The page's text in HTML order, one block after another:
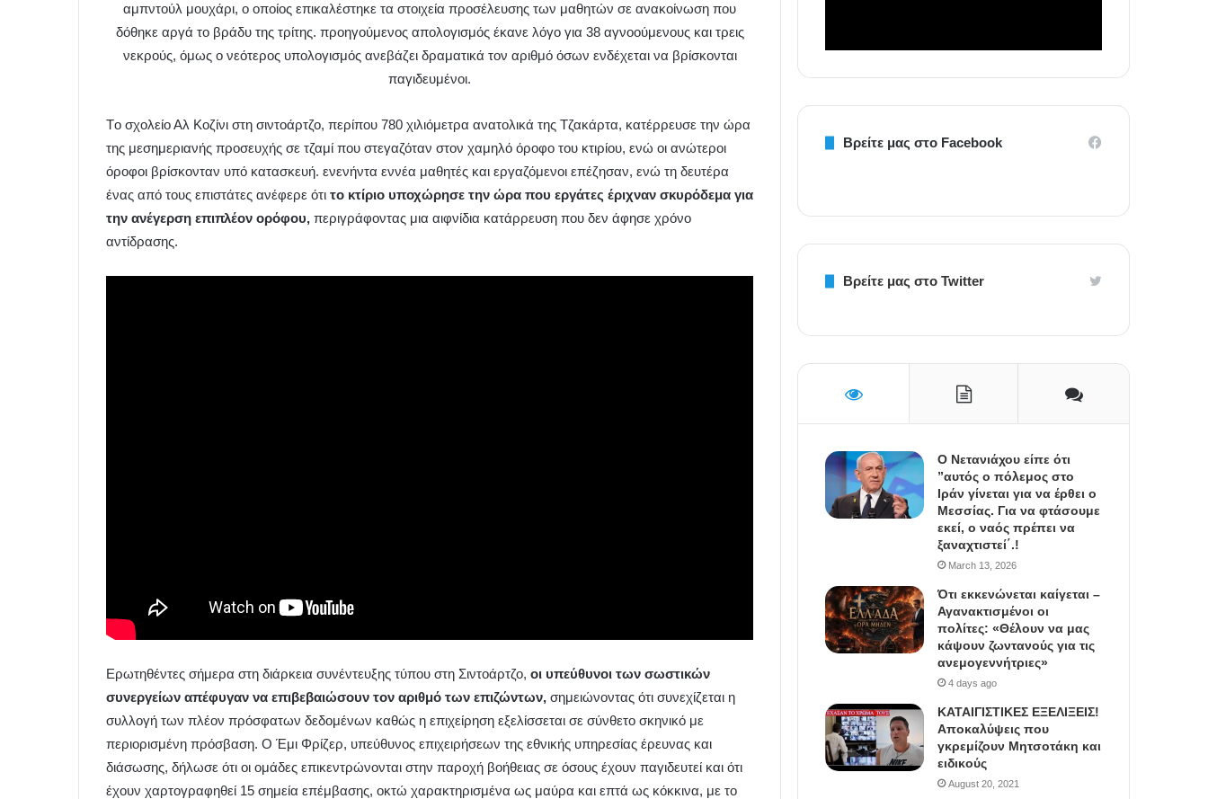
αμπντούλ μουχάρι, ο οποίος επικαλέστηκε τα στοιχεία προσέλευσης των μαθητών σε ανακοίνωση που
δόθηκε αργά το βράδυ της τρίτης. προηγούμενος απολογισμός έκανε λόγο για 38 αγνοούμενους και τρεις
νεκρούς, όμως ο νεότερος υπολογισμός ανεβάζει δραματικά τον αριθμό όσων ενδέχεται να βρίσκονται
παγιδευμένοι.
Tο σχολείο Αλ Κοζίνι στη σιντοάρτζο, περίπου 780 χιλιόμετρα ανατολικά της Τζακάρτα, κατέρρευσε την ώρα
της μεσημεριανής προσευχής σε τζαμί που στεγαζόταν στον χαμηλό όροφο του κτιρίου, ενώ οι ανώτεροι
όροφοι βρίσκονταν υπό κατασκευή. ενενήντα εννέα μαθητές και εργαζόμενοι επέζησαν, ενώ τη δευτέρα
ένας από τους επιστάτες ανέφερε ότι το κτίριο υποχώρησε την ώρα που εργάτες έριχναν σκυρόδεμα για
την ανέγερση επιπλέον ορόφου, περιγράφοντας μια αιφνίδια κατάρρευση που δεν άφησε χρόνο
αντίδρασης.
Ερωτηθέντες σήμερα στη διάρκεια συνέντευξης τύπου στη Σιντοάρτζο, οι υπεύθυνοι των σωστικών
συνεργείων απέφυγαν να επιβεβαιώσουν τον αριθμό των επιζώντων, σημειώνοντας ότι συνεχίζεται η
συλλογή των πλέον πρόσφατων δεδομένων καθώς η επιχείρηση εξελίσσεται σε σύνθετο σκηνικό με
περιορισμένη πρόσβαση. Ο Έμι Φρίζερ, υπεύθυνος επιχειρήσεων της εθνικής υπηρεσίας έρευνας και
διάσωσης, δήλωσε ότι οι ομάδες επικεντρώνονται στην παροχή βοήθειας σε όσους έχουν παγιδευτεί και ότι
έχουν χαρτογραφηθεί 15 σημεία επέμβασης, οκτώ χαρακτηρισμένα ως μαύρα και επτά ως κόκκινα, με το
Βρείτε μας στο Facebook
Βρείτε μας στο Twitter
Ο Νετανιάχου είπε ότι
”αυτός ο πόλεμος στο
Ιράν γίνεται για να έρθει ο
Μεσσίας. Για να φτάσουμε
εκεί, ο ναός πρέπει να
ξαναχτιστεί΄.!
March 13, 2026
Ότι εκκενώνεται καίγεται –
Αγανακτισμένοι οι
πολίτες: «Θέλουν να μας
κάψουν ζωντανούς για τις
ανεμογεννήτριες»
4 days ago
ΚΑΤΑΙΓΙΣΤΙΚΕΣ ΕΞΕΛΙΞΕΙΣ!
Αποκαλύψεις που
γκρεμίζουν Μητσοτάκη και
ειδικούς
August 20, 2021